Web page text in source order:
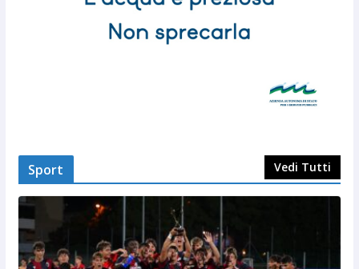
Sport Vedi Tutti